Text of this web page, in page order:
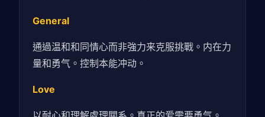
General
通過温和和同情心而非強力来克服挑戰。内在力
量和勇气。控制本能冲动。
Love